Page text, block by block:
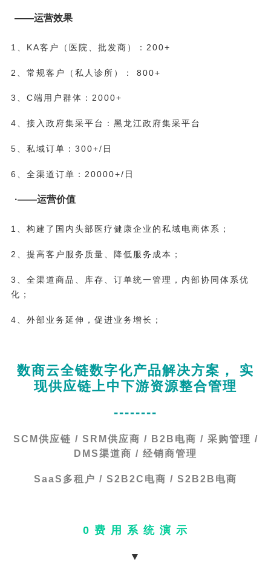
——运营效果
1、KA客户（医院、批发商）：200+
2、常规客户（私人诊所）： 800+
3、C端用户群体：2000+
4、接入政府集采平台：黑龙江政府集采平台
5、私域订单：300+/日
6、全渠道订单：20000+/日
·——运营价值
1、构建了国内头部医疗健康企业的私域电商体系；
2、提高客户服务质量、降低服务成本；
3、全渠道商品、库存、订单统一管理，内部协同体系优
化；
4、外部业务延伸，促进业务增长；
数商云全链数字化产品解决方案， 实
现供应链上中下游资源整合管理
--------
SCM供应链 / SRM供应商 / B2B电商 / 采购管理 /
DMS渠道商 / 经销商管理
SaaS多租户 / S2B2C电商 / S2B2B电商
0 费 用 系 统 演 示
▼